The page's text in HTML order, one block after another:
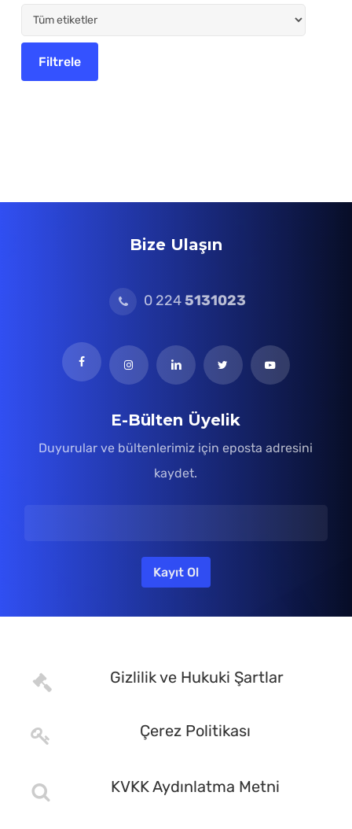
Bize Ulaşın
0 2245131023
E-Bülten Üyelik
Duyurular ve bültenlerimiz için eposta adresini
kaydet.
Gizlilik ve Hukuki Şartlar
Çerez Politikası
KVKK Aydınlatma Metni